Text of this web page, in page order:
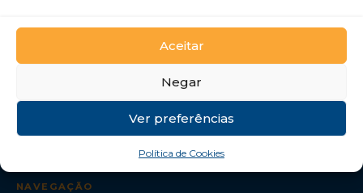
Aceitar
Negar
Ver preferências
Política de Cookies
NAVEGAÇÃO